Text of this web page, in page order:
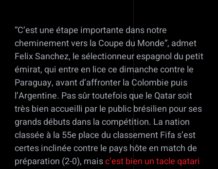
“C’est une étape importante dans notre
cheminement vers la Coupe du Monde”, admet
Felix Sanchez, le sélectionneur espagnol du petit
émirat, qui entre en lice ce dimanche contre le
Paraguay, avant d’affronter la Colombie puis
l’Argentine. Pas sûr toutefois que le Qatar soit
très bien accueilli par le public brésilien pour ses
grands débuts dans la compétition. La nation
classée à la 55e place du classement Fifa s’est
certes inclinée contre le pays hôte en match de
préparation (2-0), maisc’est bien un tacle qatari